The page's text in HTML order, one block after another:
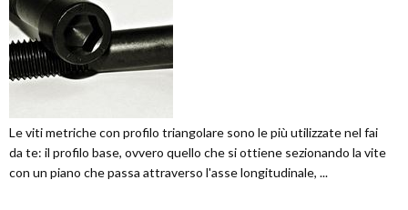
Le viti metriche con profilo triangolare sono le più utilizzate nel fai
da te: il profilo base, ovvero quello che si ottiene sezionando la vite
con un piano che passa attraverso l'asse longitudinale, ...